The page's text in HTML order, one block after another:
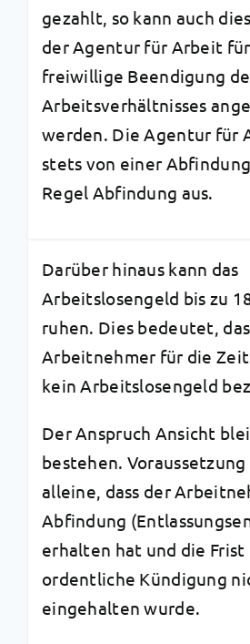
gezahlt, so kann auch
der Agentur für Arbeit
freiwillige Beendigung
Arbeitsverhältnisses
werden. Die Agentur für
stets von einer
Regel Abfindung aus.
Darüber hinaus kann das
Arbeitslosengeld bis zu
ruhen. Dies bedeutet,
Arbeitnehmer für die Zeit
kein Arbeitslosengeld
Der Anspruch Ansicht
bestehen.
alleine, dass der
Abfindung
erhalten hat und die Frist
ordentliche Kündigung
eingehalten wurde.